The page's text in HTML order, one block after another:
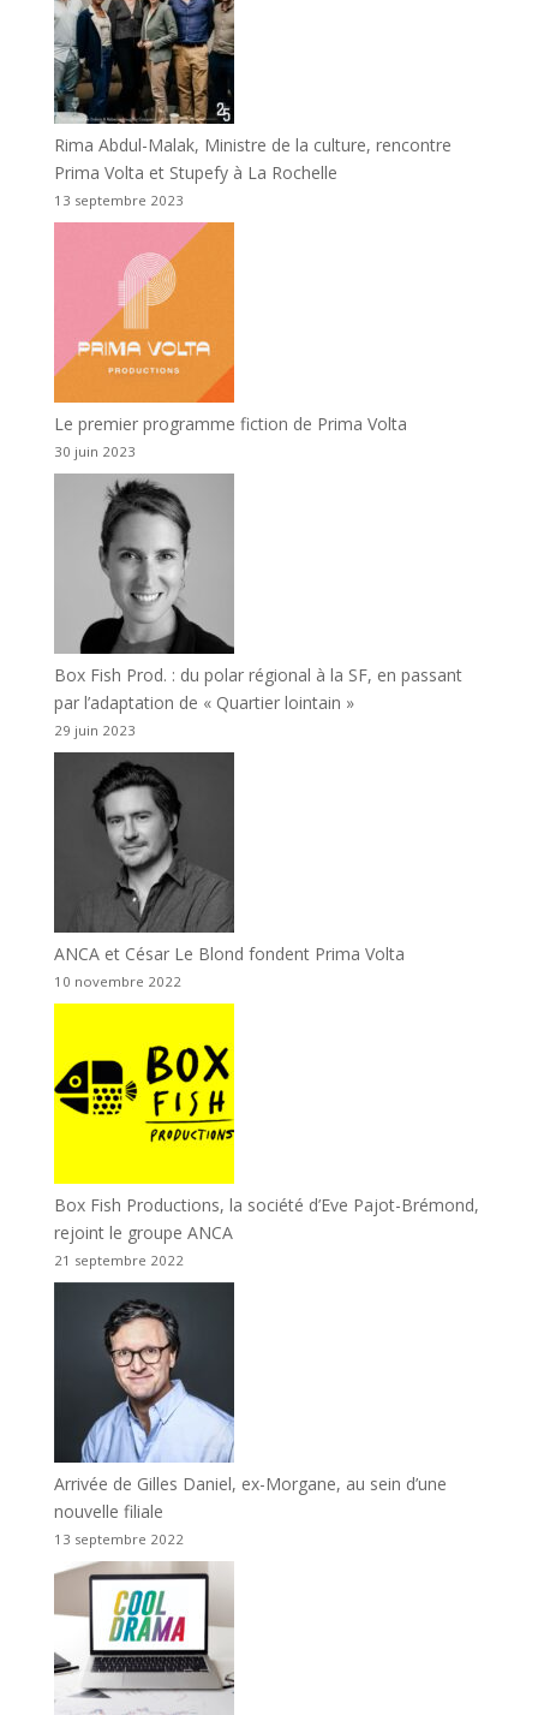
Rima Abdul-Malak, Ministre de la culture, rencontre
Prima Volta et Stupefy à La Rochelle
13 septembre 2023
Le premier programme fiction de Prima Volta
30 juin 2023
Box Fish Prod. : du polar régional à la SF, en passant
par l’adaptation de « Quartier lointain »
29 juin 2023
ANCA et César Le Blond fondent Prima Volta
10 novembre 2022
Box Fish Productions, la société d’Eve Pajot-Brémond,
rejoint le groupe ANCA
21 septembre 2022
Arrivée de Gilles Daniel, ex-Morgane, au sein d’une
nouvelle filiale
13 septembre 2022